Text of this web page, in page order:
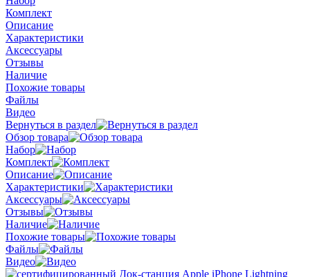
Комплект
Описание
Характеристики
Аксессуары
Отзывы
Наличие
Похожие товары
Файлы
Видео
Вернуться в раздел
Обзор товара
Набор
Комплект
Описание
Характеристики
Аксессуары
Отзывы
Наличие
Похожие товары
Файлы
Видео